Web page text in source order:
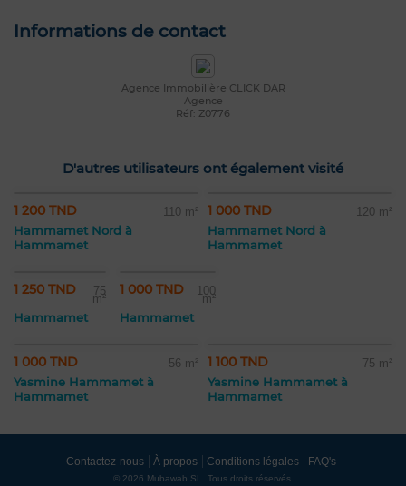
Informations de contact
Agence Immobilière CLICK DAR
Agence
Réf: Z0776
D'autres utilisateurs ont également visité
1 200 TND 110 m²
Hammamet Nord à
Hammamet
1 000 TND 120 m²
Hammamet Nord à
Hammamet
1 250 TND 75
m²
Hammamet
1 000 TND 100
m²
Hammamet
1 000 TND 56 m²
Yasmine Hammamet à
Hammamet
1 100 TND 75 m²
Yasmine Hammamet à
Hammamet
Contactez-nous À propos Conditions légales FAQ's
© 2026 Mubawab SL. Tous droits réservés.